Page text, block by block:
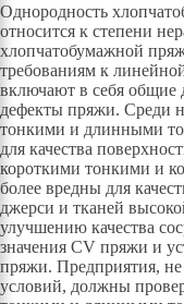
Однородность
относится к степени
хлопчатобумажной
требованиям к
включают в себя
дефекты пряжи. Среди
тонкими и длинными
для качества
короткими тонкими и
более вредны для
джерси и тканей
улучшению качества
значения CV пряжи и
пряжи. Предприятия,
условий, должны